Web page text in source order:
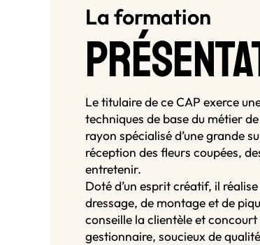
La formation
Le titulaire de ce CAP exerce
techniques de base du métier
rayon spécialisé d’une grande
réception des fleurs coupées,
entretenir.
Doté d’un esprit créatif, il
dressage, de montage et de
conseille la clientèle et concourt
gestionnaire, soucieux de